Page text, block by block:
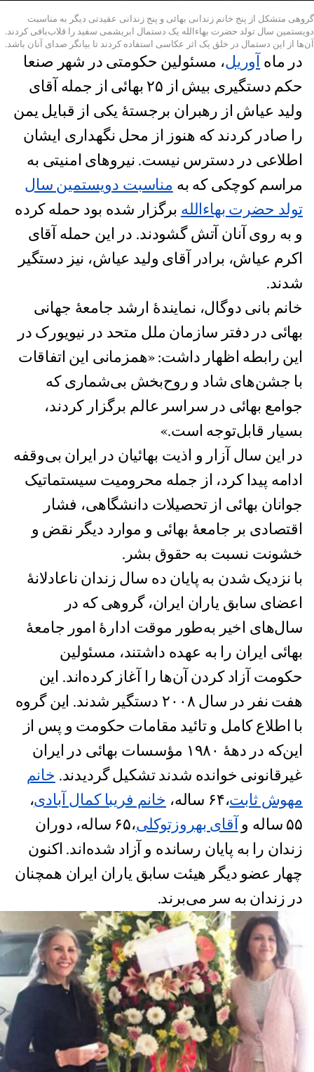
گروهی متشکل از پنج خانم زندانی بهائی و پنج زندانی عقیدتی دیگر به مناسبت
دویستمین سال تولد حضرت بهاءالله یک دستمال ابریشمی سفید را قلاب‌بافی کردند.
آن‌ها از این دستمال در خلق یک اثر عکاسی استفاده کردند تا بیانگر صدای آنان باشد.
در ماه آوریل، مسئولین حکومتی در شهر صنعا
حکم دستگیری بیش از ۲۵ بهائی از جمله آقای
ولید عیاش از رهبران برجستۀ یکی از قبایل یمن
را صادر کردند که هنوز از محل نگهداری ایشان
اطلاعی در دسترس نیست. نیروهای امنیتی به
مراسم کوچکی که به مناسبت دویستمین سال
تولد حضرت بهاءالله برگزار شده بود حمله کرده
و به روی آنان آتش گشودند. در این حمله آقای
اکرم عیاش، برادر آقای ولید عیاش، نیز دستگیر
شدند.
خانم بانی دوگال، نمایندۀ ارشد جامعۀ جهانی
بهائی در دفتر سازمان ملل متحد در نیویورک در
این رابطه اظهار داشت: «همزمانی این اتفاقات
با جشن‌های شاد و روح‌بخش بی‌شماری که
جوامع بهائی در سراسر عالم برگزار کردند،
بسیار قابل‌توجه است.»
در این سال آزار و اذیت بهائیان در ایران بی‌وقفه
ادامه پیدا کرد، از جمله محرومیت سیستماتیک
جوانان بهائی از تحصیلات دانشگاهی، فشار
اقتصادی بر جامعۀ بهائی و موارد دیگر نقض و
خشونت نسبت به حقوق بشر.
با نزدیک شدن به پایان ده سال زندان ناعادلانۀ
اعضای سابق یاران ایران، گروهی که در
سال‌های اخیر به‌طور موقت ادارۀ امور جامعۀ
بهائی ایران را به عهده داشتند، مسئولین
حکومت آزاد کردن آن‌ها را آغاز کرده‌اند. این
هفت نفر در سال ۲۰۰۸ دستگیر شدند. این گروه
با اطلاع کامل و تائید مقامات حکومت و پس از
این‌که در دهۀ ۱۹۸۰ مؤسسات بهائی در ایران
غیرقانونی خوانده شدند تشکیل گردیدند. خانم
مهوش ثابت،۶۴ ساله، خانم فریبا کمال آبادی،
۵۵ ساله و
آقای بهروزتوکلی
،۶۵ ساله، دوران
زندان را به پایان رسانده و آزاد شده‌اند. اکنون
چهار عضو دیگر هیئت سابق یاران ایران همچنان
در زندان به سر می‌برند.